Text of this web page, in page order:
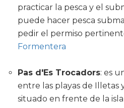
practicar la pesca y el
puede hacer pesca
pedir el permiso
Formentera
Pas d'Es Trocadors: es
entre las playas de Illetas
situado en frente de la